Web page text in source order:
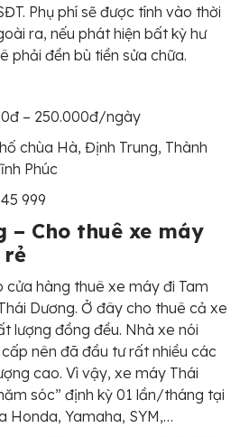
Phụ phí sẽ được tính vào thời
ra, nếu phát hiện bất kỳ hư
phải đền bù tiền sửa chữa.
– 250.000đ/ngày
chùa Hà, Định Trung, Thành
Phúc
999
– Cho thuê xe máy
rẻ
hàng thuê xe máy đi Tam
Dương. Ở đây cho thuê cả xe
lượng đồng đều. Nhà xe nói
nên đã đầu tư rất nhiều các
cao. Vì vậy, xe máy Thái
sóc” định kỳ 01 lần/tháng tại
Honda, Yamaha, SYM,…